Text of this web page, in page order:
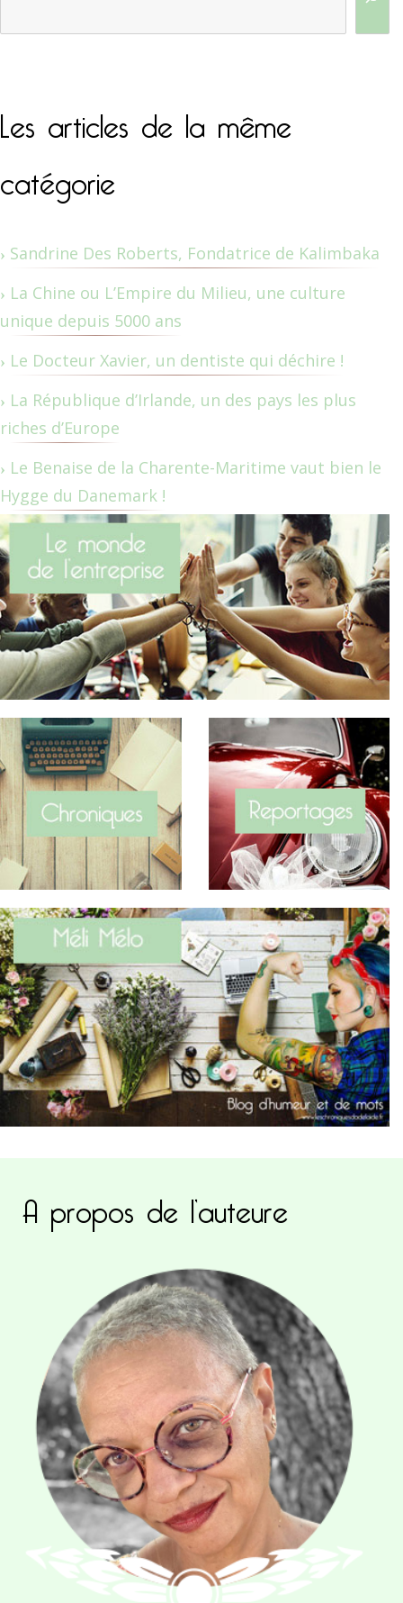
Les articles de la même
catégorie
Sandrine Des Roberts, Fondatrice de Kalimbaka
La Chine ou L’Empire du Milieu, une culture
unique depuis 5000 ans
Le Docteur Xavier, un dentiste qui déchire !
La République d’Irlande, un des pays les plus
riches d’Europe
Le Benaise de la Charente-Maritime vaut bien le
Hygge du Danemark !
A propos de l’auteure